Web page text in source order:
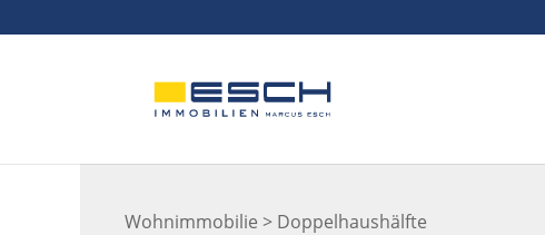
to
Wohnimmobilie > Doppelhaushälfte